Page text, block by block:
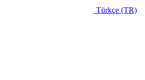
Türkçe (TR)